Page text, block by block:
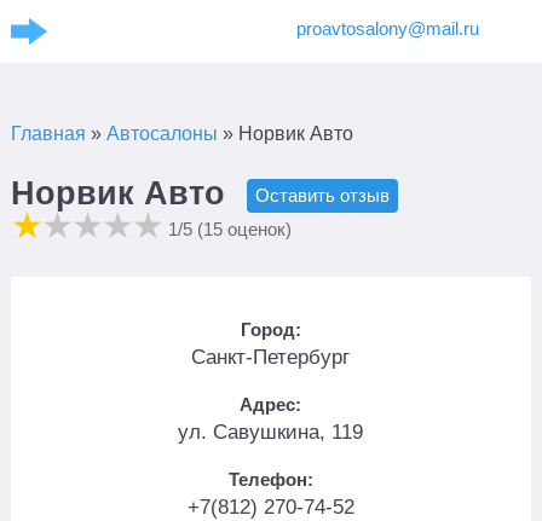
proavtosalony@mail.ru
Главная » Автосалоны » Норвик Авто
Норвик Авто
Оставить отзыв
1/5 (15оценок)
Город:
Санкт-Петербург
Адрес:
ул. Савушкина, 119
Телефон:
+7(812) 270-74-52